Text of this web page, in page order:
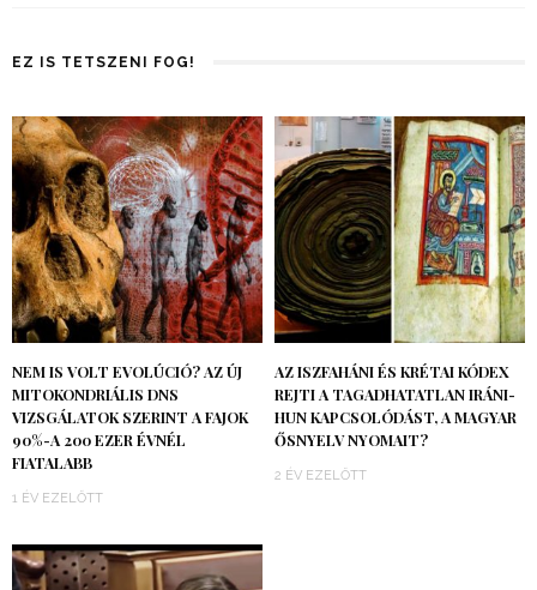
EZ IS TETSZENI FOG!
NEM IS VOLT EVOLÚCIÓ? AZ ÚJ
MITOKONDRIÁLIS DNS
VIZSGÁLATOK SZERINT A FAJOK
90%-A 200 EZER ÉVNÉL
FIATALABB
1 ÉV EZELŐTT
AZ ISZFAHÁNI ÉS KRÉTAI KÓDEX
REJTI A TAGADHATATLAN IRÁNI-
HUN KAPCSOLÓDÁST, A MAGYAR
ŐSNYELV NYOMAIT?
2 ÉV EZELŐTT